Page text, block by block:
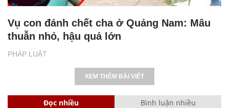
PHÁP LUẬT
Vụ con đánh chết cha ở Quảng Nam: Mâu
thuẫn nhỏ, hậu quả lớn
XEM THÊM BÀI VIẾT
Đọc nhiều Bình luận nhiều